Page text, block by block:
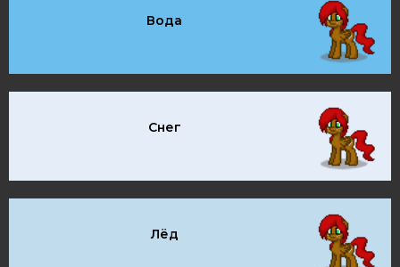
Вода
Снег
Лёд